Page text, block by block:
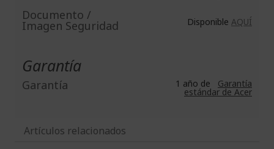
Documento /
Imagen Seguridad Disponible AQUÍ
Garantía
Garantía 1 año de Garantía
estándar de Acer
Artículos relacionados